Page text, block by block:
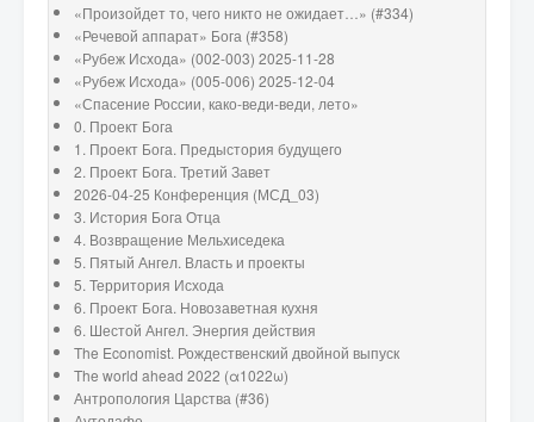
«Произойдет то, чего никто не ожидает…» (#334)
«Речевой аппарат» Бога (#358)
«Рубеж Исхода» (002-003) 2025-11-28
«Рубеж Исхода» (005-006) 2025-12-04
«Спасение России, како-веди-веди, лето»
0. Проект Бога
1. Проект Бога. Предыстория будущего
2. Проект Бога. Третий Завет
2026-04-25 Конференция (МСД_03)
3. История Бога Отца
4. Возвращение Мельхиседека
5. Пятый Ангел. Власть и проекты
5. Территория Исхода
6. Проект Бога. Новозаветная кухня
6. Шестой Ангел. Энергия действия
The Economist. Рождественский двойной выпуск
The world ahead 2022 (α1022ω)
Антропология Царства (#36)